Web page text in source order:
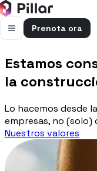
Prenota ora
Pillar AI
Impresa e
Flussi di cassa
Cassa, uscite
Gestione bolle
Bolle e
Estamos
la
Lo hacemos desde
empresas, no
Nuestros valores